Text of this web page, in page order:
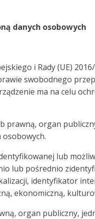
danych osobowych
i Rady (UE)
swobodnego
ma na celu
prawną, organ
lub
lub pośrednio
identyfikator
ekonomiczną,
organ publiczny,